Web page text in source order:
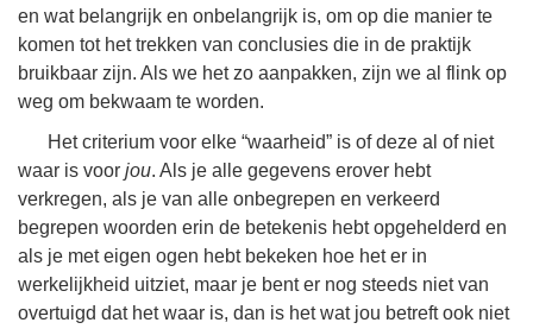
en wat belangrijk en onbelangrijk is, om op die manier te
komen tot het trekken van conclusies die in de praktijk
bruikbaar zijn. Als we het zo aanpakken, zijn we al flink op
weg om bekwaam te worden.
Het criterium voor elke “waarheid” is of deze al of niet
waar is voor jou. Als je alle gegevens erover hebt
verkregen, als je van alle onbegrepen en verkeerd
begrepen woorden erin de betekenis hebt opgehelderd en
als je met eigen ogen hebt bekeken hoe het er in
werkelijkheid uitziet, maar je bent er nog steeds niet van
overtuigd dat het waar is, dan is het wat jou betreft ook niet